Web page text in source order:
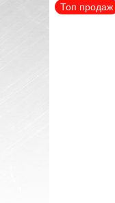
Топ продаж